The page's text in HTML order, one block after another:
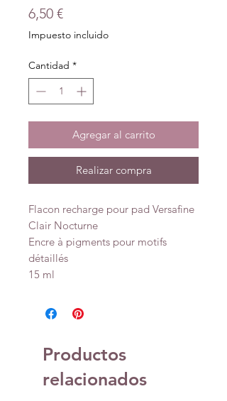
6,50 €Precio
Impuesto incluido
Cantidad *
Agregar al carrito
Realizar compra
Flacon recharge pour pad Versafine
Clair Nocturne
Encre à pigments pour motifs
détaillés
15 ml
Productos
relacionados